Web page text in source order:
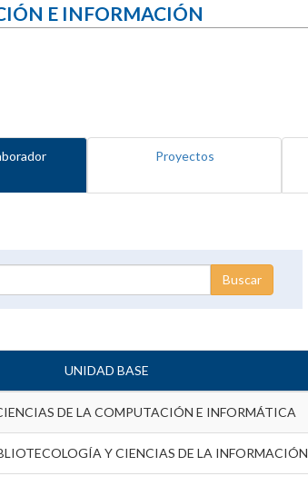
E INFORMACIÓN
Proyectos
UNIDAD BASE
DE LA COMPUTACIÓN E INFORMÁTICA
Y CIENCIAS DE LA INFORMACIÓN